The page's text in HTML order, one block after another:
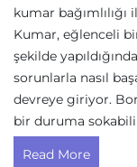
kumar
Kumar, eğlenceli
şekilde
sorunlarla nasıl
devreye giriyor.
bir duruma
Read More